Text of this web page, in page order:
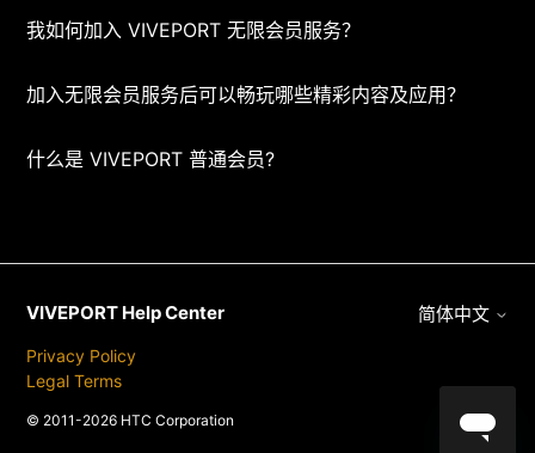
我如何加入 VIVEPORT 无限会员服务？
加入无限会员服务后可以畅玩哪些精彩内容及应用？
什么是 VIVEPORT 普通会员?
VIVEPORT Help Center
Privacy Policy
Legal Terms
© 2011-2026 HTC Corporation
简体中文